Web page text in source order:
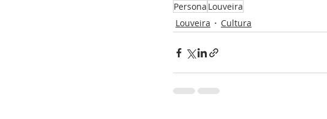
Persona Louveira
Louveira
Cultura